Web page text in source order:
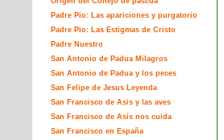
Padre Pio: Las apariciones y purgatorio
Padre Pio: Las Estigmas de Cristo
Padre Nuestro
San Antonio de Padua Milagros
San Antonio de Padua y los peces
San Felipe de Jesus Leyenda
San Francisco de Asis y las aves
San Francisco de Asís nos cuida
San Francisco en España